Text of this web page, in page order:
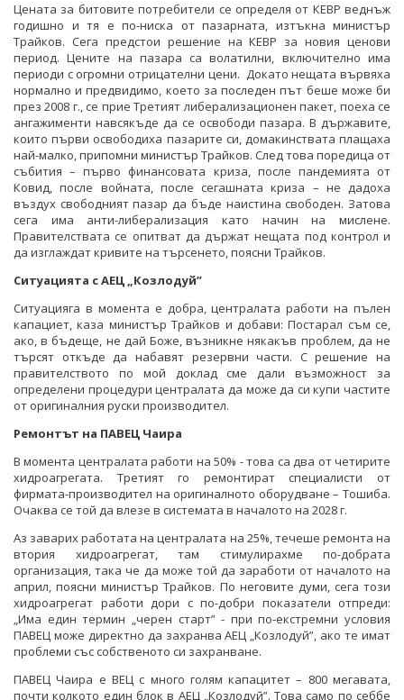
Цената за битовите потребители се определя от КЕВР веднъж
годишно и тя е по-ниска от пазарната, изтъкна министър
Трайков. Сега предстои решение на КЕВР за новия ценови
период. Цените на пазара са волатилни, включително има
периоди с огромни отрицателни цени. Докато нещата вървяха
нормално и предвидимо, което за последен път беше може би
през 2008 г., се прие Третият либерализационен пакет, поеха се
ангажименти навсякъде да се освободи пазара. В държавите,
които първи освободиха пазарите си, домакинствата плащаха
най-малко, припомни министър Трайков. След това поредица от
събития – първо финансовата криза, после пандемията от
Ковид, после войната, после сегашната криза – не дадоха
въздух свободният пазар да бъде наистина свободен. Затова
сега има анти-либерализация като начин на мислене.
Правителствата се опитват да държат нещата под контрол и
да изглаждат кривите на търсенето, поясни Трайков.
Ситуацията с АЕЦ „Козлодуй”
Ситуацияга в момента е добра, централата работи на пълен
капациет, каза министър Трайков и добави: Постарал съм се,
ако, в бъдеще, не дай Боже, възникне някакъв проблем, да не
търсят откъде да набавят резервни части. С решение на
правителството по мой доклад сме дали възможност за
определени процедури централата да може да си купи частите
от оригиналния руски производител.
Ремонтът на ПАВЕЦ Чаира
В момента централата работи на 50% - това са два от четирите
хидроагрегата. Третият го ремонтират специалисти от
фирмата-производител на оригиналното оборудване – Тошиба.
Очаква се той да влезе в системата в началото на 2028 г.
Аз заварих работата на централата на 25%, течеше ремонта на
втория хидроагрегат, там стимулирахме по-добрата
организация, така че да може той да заработи от началото на
април, поясни министър Трайков. По неговите думи, сега този
хидроагрегат работи дори с по-добри показатели отпреди:
„Има един термин „черен старт” - при по-екстремни условия
ПАВЕЦ може директно да захранва АЕЦ „Козлодуй”, ако те имат
проблеми със собственото си захранване.
ПАВЕЦ Чаира е ВЕЦ с много голям капацитет – 800 мегавата,
почти колкото един блок в АЕЦ „Козлодуй”. Това само по себбе